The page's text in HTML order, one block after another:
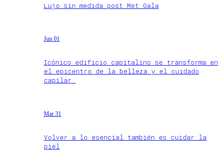
Lujo sin medida post Met Gala
Jun 01
Icónico edificio capitalino se transforma en
el epicentro de la belleza y el cuidado
capilar
Mar 31
Volver a lo esencial también es cuidar la
piel